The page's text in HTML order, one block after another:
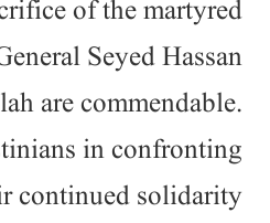
of the martyred
Seyed Hassan
are commendable.
in confronting
continued solidarity